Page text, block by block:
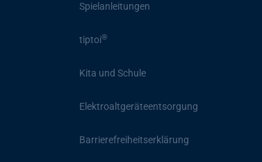
Spielanleitungen
tiptoi®
Kita und Schule
Elektroaltgeräteentsorgung
Barrierefreiheitserklärung